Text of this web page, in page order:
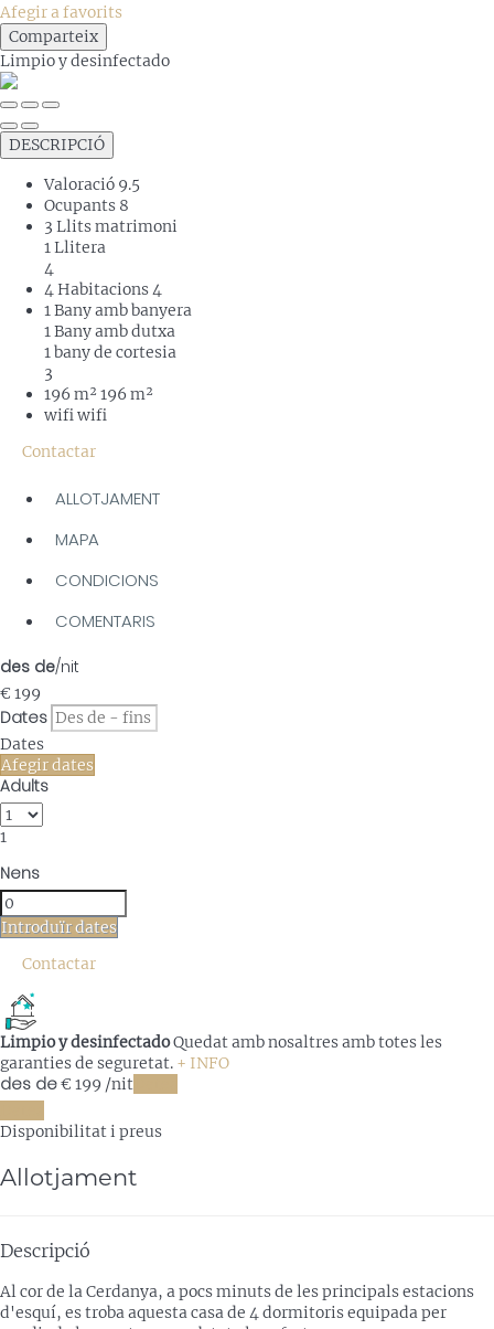
Afegir a favorits
Comparteix
Limpioy desinfectado
DESCRIPCIÓ
Valoració 9.5
Ocupants 8
3 Llits matrimoni
1 Llitera
4
4 Habitacions4
1 Bany amb banyera
1 Bany amb dutxa
1 bany de cortesia
3
196 m²196 m²
wifiwifi
Contactar
ALLOTJAMENT
MAPA
CONDICIONS
COMENTARIS
des de/nit
€ 199
Dates
Dates
Afegir dates
Adults
1
Nens
Introduïr dates
Contactar
Limpio y desinfectadoQuedat amb nosaltres amb totes les
garanties de seguretat. + INFO
des de€ 199 /nit
Disponibilitat i preus
Allotjament
Descripció
Al cor de la Cerdanya, a pocs minuts de les principals estacions
d'esquí, es troba aquesta casa de 4 dormitoris equipada per